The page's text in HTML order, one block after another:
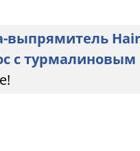
выпрямитель
с